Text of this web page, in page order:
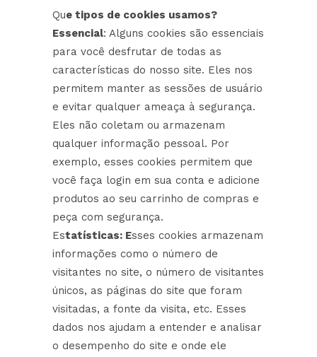
Que tipos de cookies usamos?
Essencial: Alguns cookies são essenciais
para você desfrutar de todas as
características do nosso site. Eles nos
permitem manter as sessões de usuário
e evitar qualquer ameaça à segurança.
Eles não coletam ou armazenam
qualquer informação pessoal. Por
exemplo, esses cookies permitem que
você faça login em sua conta e adicione
produtos ao seu carrinho de compras e
peça com segurança.
Estatísticas: Esses cookies armazenam
informações como o número de
visitantes no site, o número de visitantes
únicos, as páginas do site que foram
visitadas, a fonte da visita, etc. Esses
dados nos ajudam a entender e analisar
o desempenho do site e onde ele